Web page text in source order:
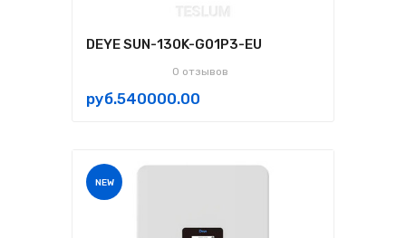
DEYE SUN-130K-G01P3-EU
0 отзывов
руб.540000.00
NEW